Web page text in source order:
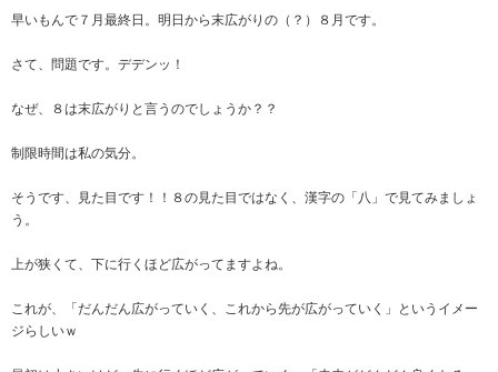
早いもんで７月最終日。明日から末広がりの（？）８月です。
さて、問題です。デデンッ！
なぜ、８は末広がりと言うのでしょうか？？
制限時間は私の気分。
そうです、見た目です！！８の見た目ではなく、漢字の「八」で見てみましょ
う。
上が狭くて、下に行くほど広がってますよね。
これが、「だんだん広がっていく、これから先が広がっていく」というイメー
ジらしいｗ